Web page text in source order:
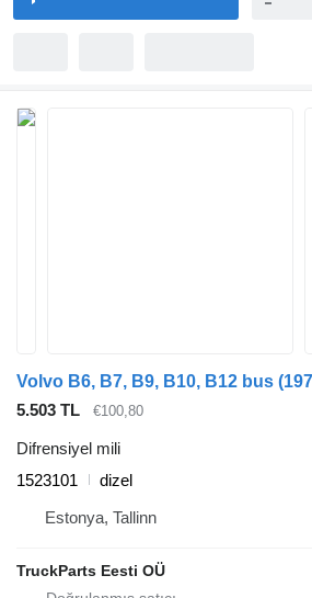
5.503 TL €100,80
Difrensiyel mili
1523101
dizel
Estonya, Tallinn
TruckParts Eesti OÜ